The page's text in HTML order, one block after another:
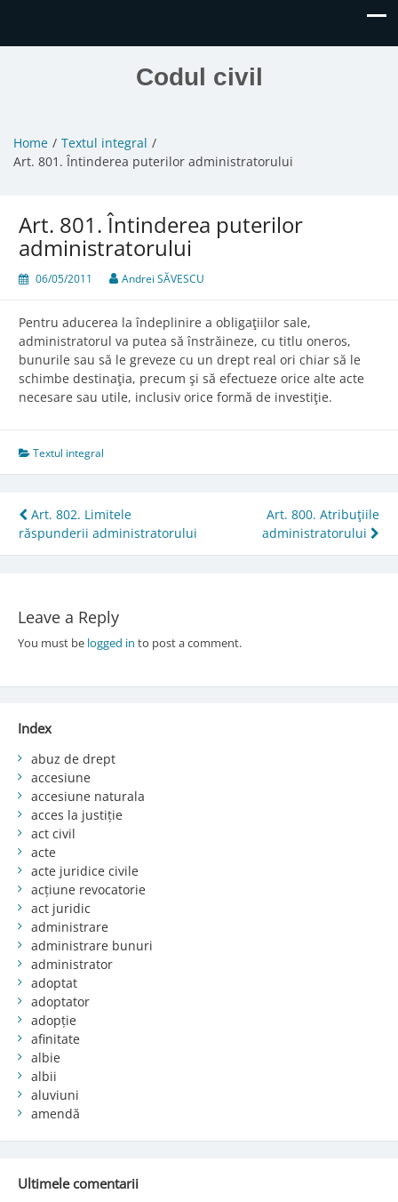
Codul civil
Home
Textul integral
Art. 801. Întinderea puterilor administratorului
Art. 801. Întinderea puterilor
administratorului
06/05/2011 Andrei SĂVESCU
Pentru aducerea la îndeplinire a obligaţiilor sale,
administratorul va putea să înstrăineze, cu titlu oneros,
bunurile sau să le greveze cu un drept real ori chiar să le
schimbe destinaţia, precum şi să efectueze orice alte acte
necesare sau utile, inclusiv orice formă de investiţie.
Textul integral
Post
navigation
Art. 802. Limitele
răspunderii administratorului
Art. 800. Atribuţiile
administratorului
Leave a Reply
You must be logged in to post a comment.
Index
abuz de drept
accesiune
accesiune naturala
acces la justiție
act civil
acte
acte juridice civile
acțiune revocatorie
act juridic
administrare
administrare bunuri
administrator
adoptat
adoptator
adopție
afinitate
albie
albii
aluviuni
amendă
Ultimele comentarii